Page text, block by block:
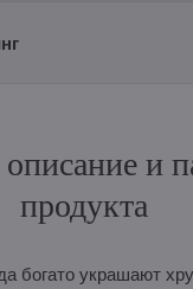
и
продукта
богато украшают